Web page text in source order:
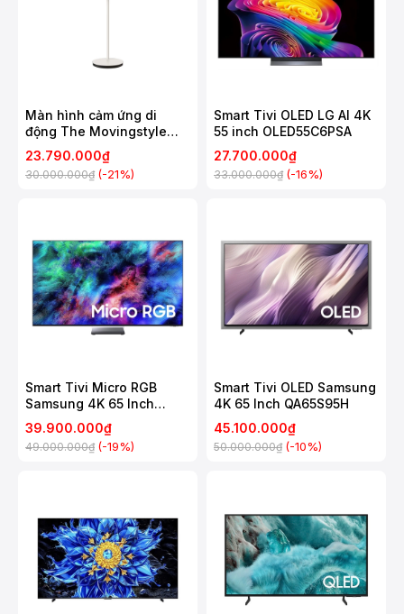
Màn hình cảm ứng di
động The Movingstyle
Samsung 27 Inch
UA27LSM7FAXXXV
23.790.000₫
30.000.000₫ (-21%)
Smart Tivi OLED LG AI 4K
55 inch OLED55C6PSA
27.700.000₫
33.000.000₫ (-16%)
Smart Tivi Micro RGB
Samsung 4K 65 Inch
MRA65R95H
39.900.000₫
49.000.000₫ (-19%)
Smart Tivi OLED Samsung
4K 65 Inch QA65S95H
45.100.000₫
50.000.000₫ (-10%)